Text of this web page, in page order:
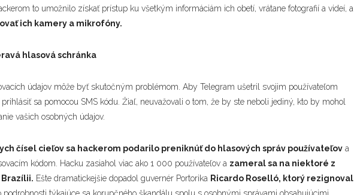
to umožnilo získať prístup ku všetkým informáciám ich obetí, vrátane fotografií a videí, a
ich kamery a mikrofóny.
hlasová schránka
údajov môže byť skutočným problémom. Aby Telegram ušetril svojim používateľom
sa pomocou SMS kódu. Žiaľ, neuvažovali o tom, že by ste neboli jediný, kto by mohol
vašich osobných údajov.
čísel cieľov sa hackerom podarilo preniknúť do hlasových správ používateľov a
kódom. Hacku zasiahol viac ako 1 000 používateľov a zameral sa na niektoré z
Brazílii. Ešte dramatickejšie dopadol guvernér Portorika Ricardo Roselló, ktorý rezignoval